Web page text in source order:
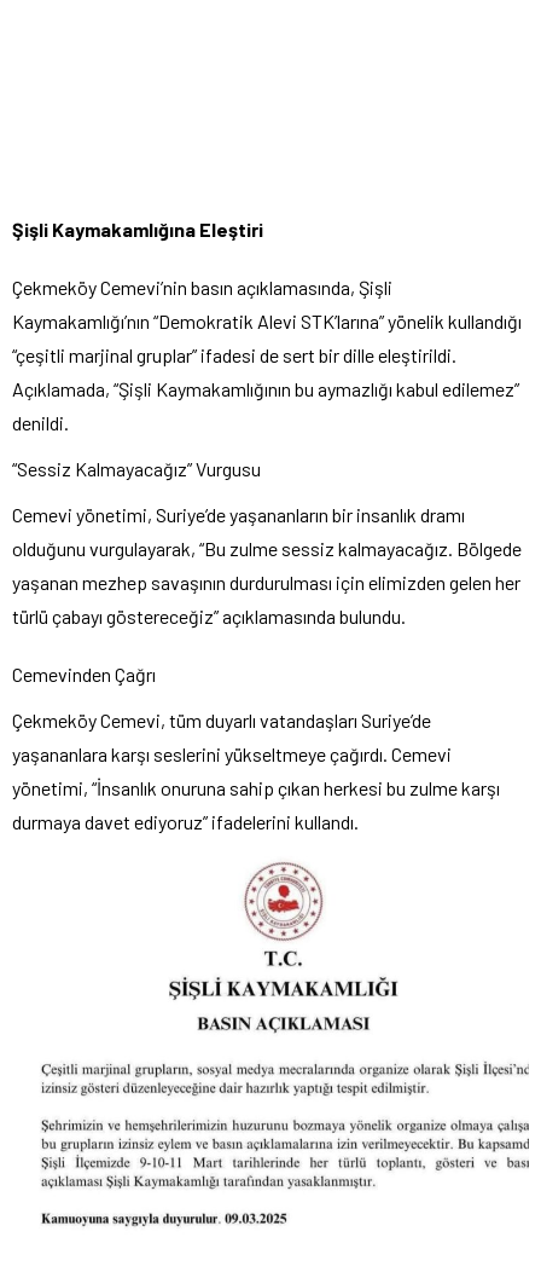
Şişli Kaymakamlığına Eleştiri
Çekmeköy Cemevi’nin basın açıklamasında, Şişli
Kaymakamlığı’nın “Demokratik Alevi STK’larına” yönelik kullandığı
“çeşitli marjinal gruplar” ifadesi de sert bir dille eleştirildi.
Açıklamada, “Şişli Kaymakamlığının bu aymazlığı kabul edilemez”
denildi.
“Sessiz Kalmayacağız” Vurgusu
Cemevi yönetimi, Suriye’de yaşananların bir insanlık dramı
olduğunu vurgulayarak, “Bu zulme sessiz kalmayacağız. Bölgede
yaşanan mezhep savaşının durdurulması için elimizden gelen her
türlü çabayı göstereceğiz” açıklamasında bulundu.
Cemevinden Çağrı
Çekmeköy Cemevi, tüm duyarlı vatandaşları Suriye’de
yaşananlara karşı seslerini yükseltmeye çağırdı. Cemevi
yönetimi, “İnsanlık onuruna sahip çıkan herkesi bu zulme karşı
durmaya davet ediyoruz” ifadelerini kullandı.